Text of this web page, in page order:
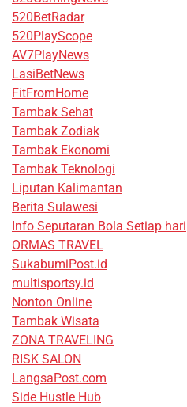
520BetRadar
520PlayScope
AV7PlayNews
LasiBetNews
FitFromHome
Tambak Sehat
Tambak Zodiak
Tambak Ekonomi
Tambak Teknologi
Liputan Kalimantan
Berita Sulawesi
Info Seputaran Bola Setiap hari
ORMAS TRAVEL
SukabumiPost.id
multisportsy.id
Nonton Online
Tambak Wisata
ZONA TRAVELING
RISK SALON
LangsaPost.com
Side Hustle Hub